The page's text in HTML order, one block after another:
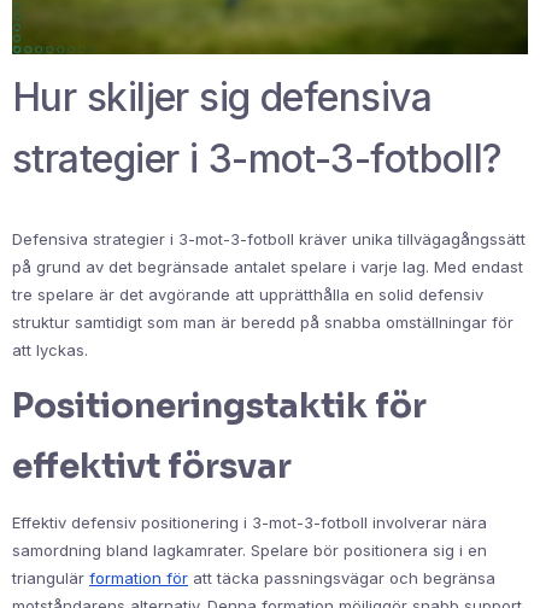
Hur skiljer sig defensiva
strategier i 3-mot-3-fotboll?
Defensiva strategier i 3-mot-3-fotboll kräver unika tillvägagångssätt
på grund av det begränsade antalet spelare i varje lag. Med endast
tre spelare är det avgörande att upprätthålla en solid defensiv
struktur samtidigt som man är beredd på snabba omställningar för
att lyckas.
Positioneringstaktik för
effektivt försvar
Effektiv defensiv positionering i 3-mot-3-fotboll involverar nära
samordning bland lagkamrater. Spelare bör positionera sig i en
triangulär formation för att täcka passningsvägar och begränsa